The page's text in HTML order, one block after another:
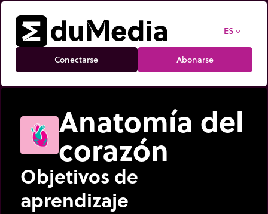
ES expand_more
Conectarse Abonarse
Anatomía del
corazón
Objetivos de
aprendizaje